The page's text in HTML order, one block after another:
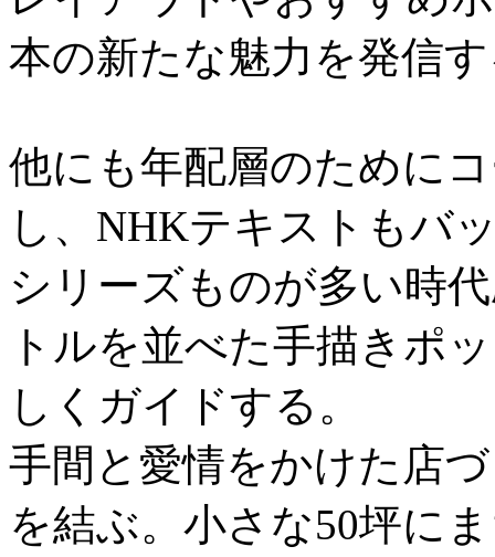
本の新たな魅力を発信
他にも年配層のために
し、NHKテキストもバ
シリーズものが多い時
トルを並べた手描きポ
しくガイドする。
手間と愛情をかけた店
を結ぶ。小さな50坪に